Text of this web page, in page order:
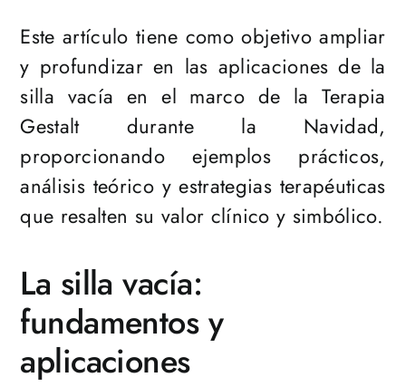
Este artículo tiene como objetivo ampliar
y profundizar en las aplicaciones de la
silla vacía en el marco de la Terapia
Gestalt durante la Navidad,
proporcionando ejemplos prácticos,
análisis teórico y estrategias terapéuticas
que resalten su valor clínico y simbólico.
La silla vacía:
fundamentos y
aplicaciones